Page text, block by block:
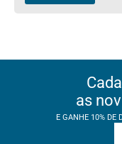
as
E GANHE 10% DE